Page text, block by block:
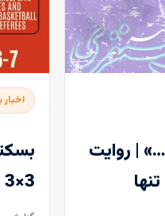
| روایت
3×3 ایرانیان در کانادا